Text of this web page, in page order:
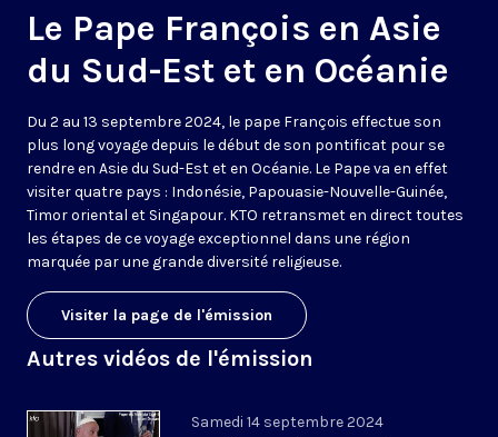
Le Pape François en Asie
du Sud-Est et en Océanie
Du 2 au 13 septembre 2024, le pape François effectue son
plus long voyage depuis le début de son pontificat pour se
rendre en Asie du Sud-Est et en Océanie. Le Pape va en effet
visiter quatre pays : Indonésie, Papouasie-Nouvelle-Guinée,
Timor oriental et Singapour. KTO retransmet en direct toutes
les étapes de ce voyage exceptionnel dans une région
marquée par une grande diversité religieuse.
Visiter la page de l'émission
Autres vidéos de l'émission
Samedi 14 septembre 2024